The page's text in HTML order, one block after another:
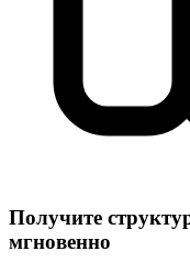
Получите
мгновенно